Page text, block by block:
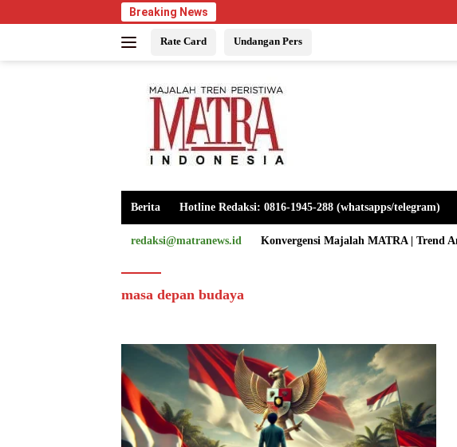
ke
Breaking News
Rate Card Undangan Pers
Berita Hotline Redaksi: 0816-1945-288 (whatsapps/telegram)
redaksi@matranews.id Konvergensi Majalah MATRA | Trend
masa depan budaya